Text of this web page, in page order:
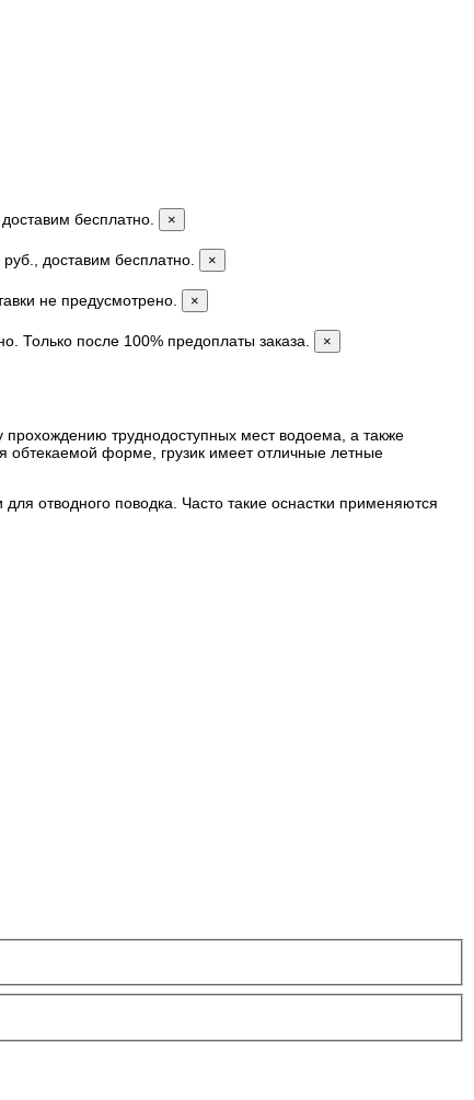
бесплатно.
×
доставим бесплатно.
×
не предусмотрено.
×
Только после 100% предоплаты заказа.
×
прохождению труднодоступных мест водоема, а также
обтекаемой форме, грузик имеет отличные летные
отводного поводка. Часто такие оснастки применяются